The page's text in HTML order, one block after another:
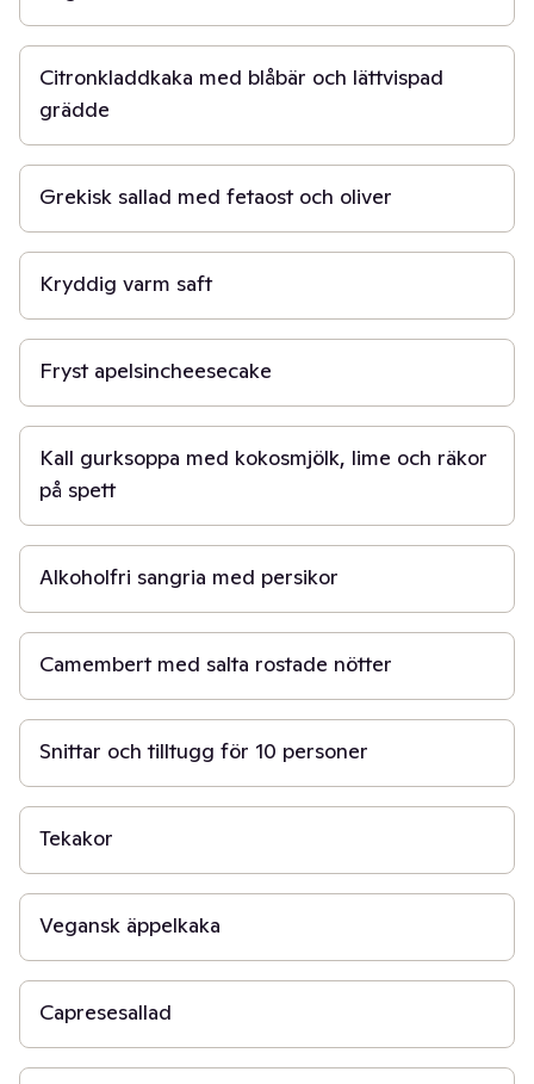
40 min
Citronkladdkaka med blåbär och lättvispad
grädde
10 min
Grekisk sallad med fetaost och oliver
15 min
Kryddig varm saft
5 t
Fryst apelsincheesecake
30 min
Kall gurksoppa med kokosmjölk, lime och räkor
på spett
10 min
Alkoholfri sangria med persikor
5 min
Camembert med salta rostade nötter
1 t 30 min
Snittar och tilltugg för 10 personer
1 t 30 min
Tekakor
1 t 30 min
Vegansk äppelkaka
10 min
Capresesallad
1 t